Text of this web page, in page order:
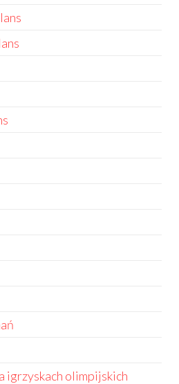
igrzyskach olimpijskich